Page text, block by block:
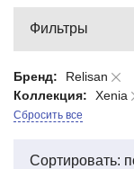
Фильтры
Бренд:
Relisan
Коллекция:
Xenia
Сбросить все
Сортировать: